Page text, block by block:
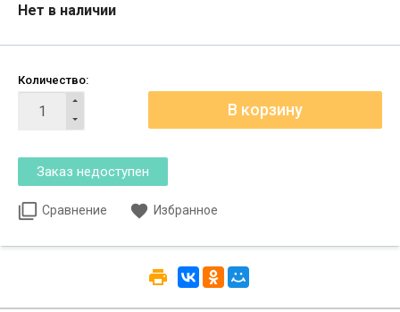
Нет в наличии
Количество:
Сравнение Избранное